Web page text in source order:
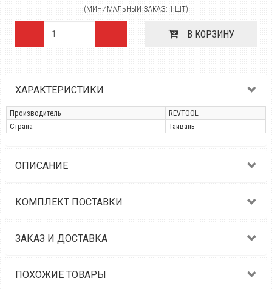
(МИНИМАЛЬНЫЙ ЗАКАЗ: 1 ШТ)
- + В КОРЗИНУ
ХАРАКТЕРИСТИКИ
Производитель
REVTOOL
Страна
Тайвань
ОПИСАНИЕ
КОМПЛЕКТ ПОСТАВКИ
ЗАКАЗ И ДОСТАВКА
ПОХОЖИЕ ТОВАРЫ